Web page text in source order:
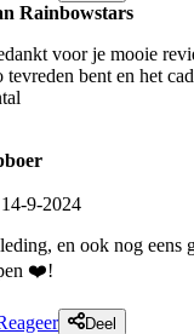
Rainbowstars
voor je mooie
tevreden bent en het
14-9-2024
en ook nog eens
❤️!
Deel